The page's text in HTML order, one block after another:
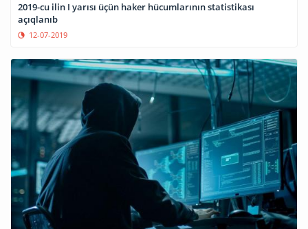
2019-cu ilin I yarısı üçün haker hücumlarının statistikası
açıqlanıb
12-07-2019